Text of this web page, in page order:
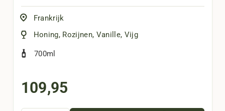
Frankrijk
Honing, Rozijnen, Vanille, Vijg
700ml
109,95